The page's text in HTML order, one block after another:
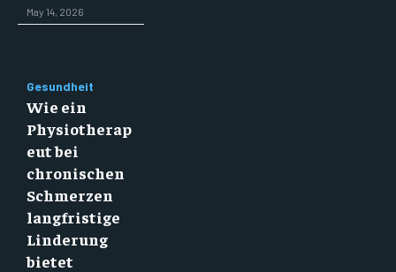
May 14, 2026
Gesundheit
Wie ein
Physiotherap
eut bei
chronischen
Schmerzen
langfristige
Linderung
bietet